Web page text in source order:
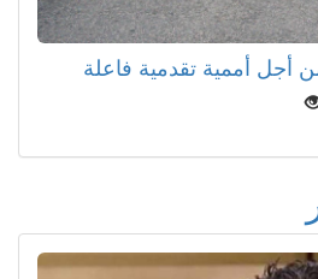
أممية تقدمية فاعلة